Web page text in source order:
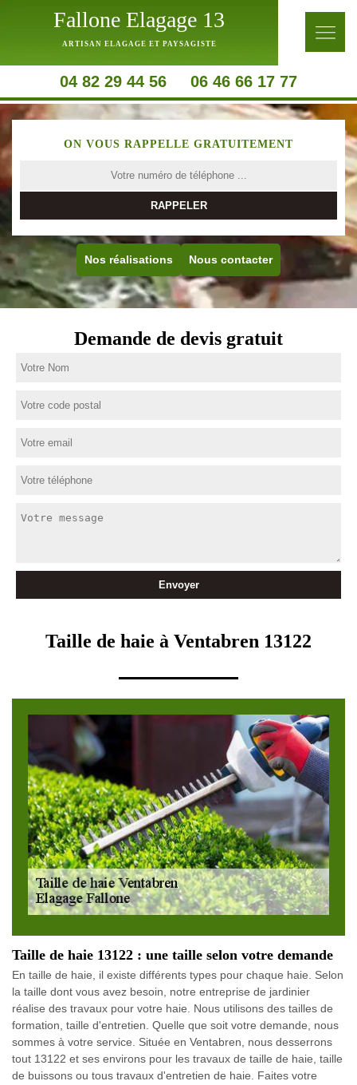
Fallone Elagage 13
ARTISAN ELAGAGE ET PAYSAGISTE
04 82 29 44 56 06 46 66 17 77
ON VOUS RAPPELLE GRATUITEMENT
Nos réalisations Nous contacter
Demande de devis gratuit
Taille de haie à Ventabren 13122
Taille de haie 13122 : une taille selon votre demande
En taille de haie, il existe différents types pour chaque haie. Selon
la taille dont vous avez besoin, notre entreprise de jardinier
réalise des travaux pour votre haie. Nous utilisons des tailles de
formation, taille d'entretien. Quelle que soit votre demande, nous
sommes à votre service. Située en Ventabren, nous desserrons
tout 13122 et ses environs pour les travaux de taille de haie, taille
de buissons ou tous travaux d'entretien de haie. Faites votre